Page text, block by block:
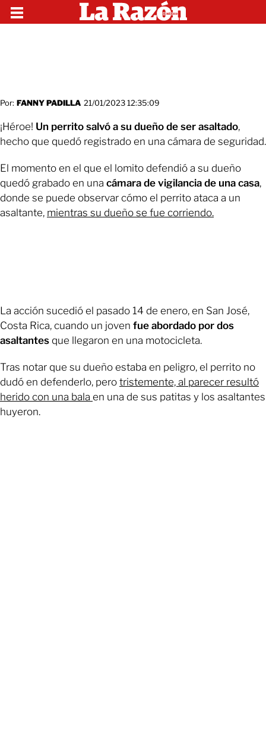
Por: FANNY PADILLA 21/01/2023 12:35:09
¡Héroe! Un perrito salvó a su dueño de ser asaltado,
hecho que quedó registrado en una cámara de seguridad.
El momento en el que el lomito defendió a su dueño
quedó grabado en una cámara de vigilancia de una casa,
donde se puede observar cómo el perrito ataca a un
asaltante, mientras su dueño se fue corriendo.
La acción sucedió el pasado 14 de enero, en San José,
Costa Rica, cuando un joven fue abordado por dos
asaltantes que llegaron en una motocicleta.
Tras notar que su dueño estaba en peligro, el perrito no
dudó en defenderlo, pero tristemente, al parecer resultó
herido con una bala en una de sus patitas y los asaltantes
huyeron.